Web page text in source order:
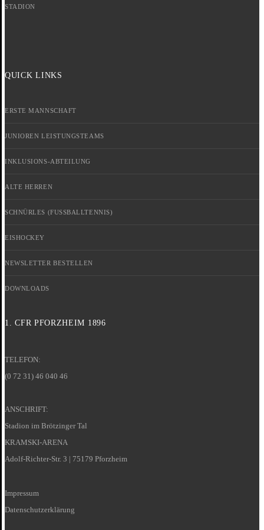
STADION
QUICK LINKS
ERSTE MANNSCHAFT
JUNIOREN LEISTUNGSTEAMS
INKLUSIONS-ABTEILUNG
ALTE HERREN
SCHNÜRLES (FUSSBALLTENNIS)
EISHOCKEY
NEWSLETTER BESTELLEN
DOWNLOADS
1. CFR PFORZHEIM 1896
TELEFON:
(0 72 31) 46 040 46
ANSCHRIFT:
Stadion im Brötzinger Tal
KRAMSKI-ARENA
Adolf-Richter-Str. 3 | 75179 Pforzheim
Impressum
Datenschutzerklärung